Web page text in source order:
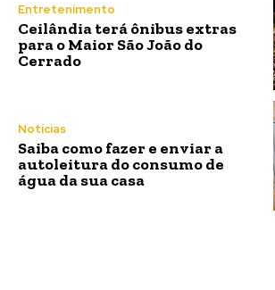
Entretenimento
Ceilândia terá ônibus extras
para o Maior São João do
Cerrado
Notícias
Saiba como fazer e enviar a
autoleitura do consumo de
água da sua casa